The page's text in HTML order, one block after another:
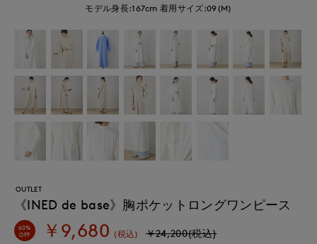
モデル身長:167cm 着用サイズ:09(M)
OUTLET
《INED de base》胸ポケットロングワンピース
60%
OFF
￥9,680 (税込) ￥24,200(税込)